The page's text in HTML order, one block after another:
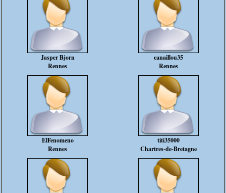
Jasper Bjorn
Rennes
canaillou35
Rennes
ElFenomeno
Rennes
titi35000
Chartres-de-Bretagne